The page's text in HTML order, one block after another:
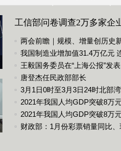
工信部问卷调查2万多家企
两会前瞻｜规模、增量创历史
我国制造业增加值31.4万亿元
王毅国务委员在“上海公报”发
唐登杰任民政部部长
3月1日0时至3月3日24时北部
2021年我国人均GDP突破8万
2021年我国人均GDP突破8万
财政部：1月份彩票销量同比